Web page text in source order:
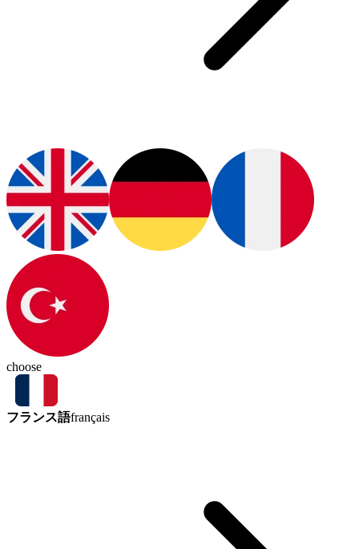
choose
フランス語français